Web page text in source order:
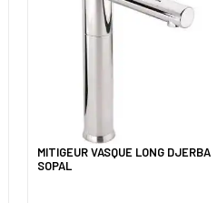
MITIGEUR VASQUE LONG DJERBA
SOPAL